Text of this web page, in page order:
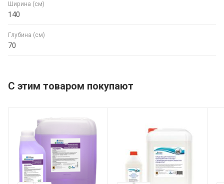
Ширина (см)
140
Глубина (см)
70
С этим товаром покупают